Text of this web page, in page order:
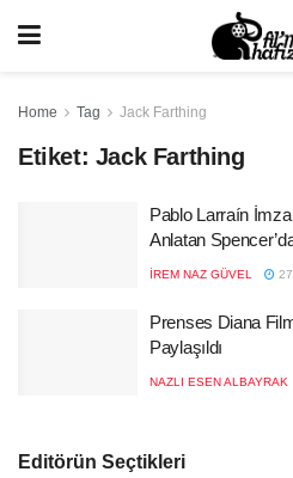
Home Tag Jack Farthing
Etiket: Jack Farthing
Pablo Larraín
Anlatan
İREM NAZ GÜVEL
Prenses Diana
Paylaşıldı
NAZLI ESEN ALBAYRAK
Editörün Seçtikleri